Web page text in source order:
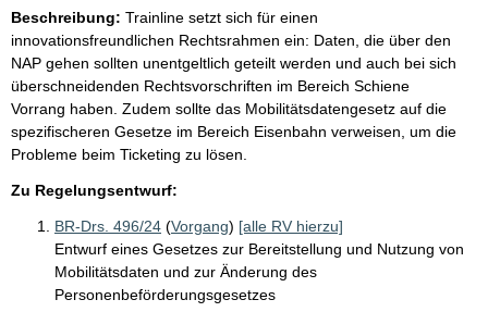
Beschreibung: Trainline setzt sich für einen
innovationsfreundlichen Rechtsrahmen ein: Daten, die über den
NAP gehen sollten unentgeltlich geteilt werden und auch bei sich
überschneidenden Rechtsvorschriften im Bereich Schiene
Vorrang haben. Zudem sollte das Mobilitätsdatengesetz auf die
spezifischeren Gesetze im Bereich Eisenbahn verweisen, um die
Probleme beim Ticketing zu lösen.
Zu Regelungsentwurf:
BR-Drs. 496/24 (Vorgang) [alle RV hierzu]
Entwurf eines Gesetzes zur Bereitstellung und Nutzung von
Mobilitätsdaten und zur Änderung des
Personenbeförderungsgesetzes